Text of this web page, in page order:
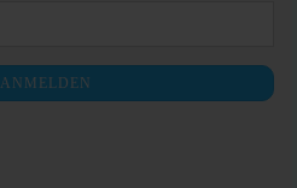
ANMELDEN